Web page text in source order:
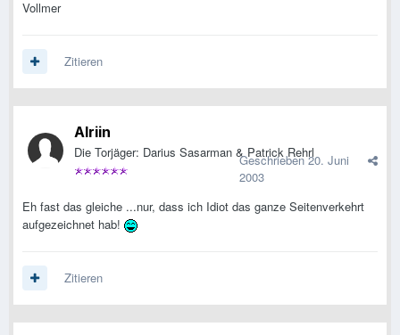
Vollmer
Zitieren
Alriin
Die Torjäger: Darius Sasarman & Patrick Rehrl
Geschrieben20. Juni
2003
Eh fast das gleiche ...nur, dass ich Idiot das ganze Seitenverkehrt
aufgezeichnet hab!
Zitieren